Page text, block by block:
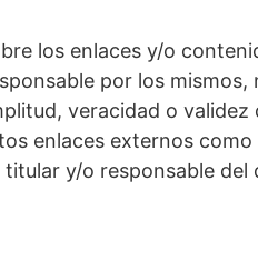
los enlaces y/o
por los mismos,
veracidad o validez
enlaces externos como
y/o responsable del